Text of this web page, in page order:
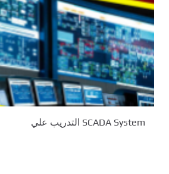
SCADA System التدريب علي